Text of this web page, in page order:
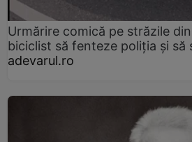
Urmărire comică pe străzile
biciclist să fenteze poliția și să
adevarul.ro